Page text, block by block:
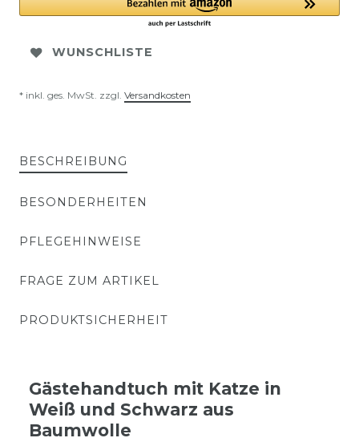
WUNSCHLISTE
* inkl. ges. MwSt. zzgl. Versandkosten
BESCHREIBUNG
BESONDERHEITEN
PFLEGEHINWEISE
FRAGE ZUM ARTIKEL
PRODUKTSICHERHEIT
Gästehandtuch mit Katze in
Weiß und Schwarz aus
Baumwolle